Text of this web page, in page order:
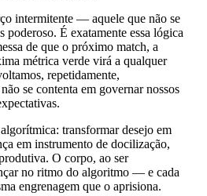
intermitente — aquele que não se
É exatamente essa lógica
de que o próximo match, a
métrica verde virá a qualquer
repetidamente,
se contenta em governar nossos
transformar desejo em
em instrumento de docilização,
O corpo, ao ser
no ritmo do algoritmo — e cada
engrenagem que o aprisiona.